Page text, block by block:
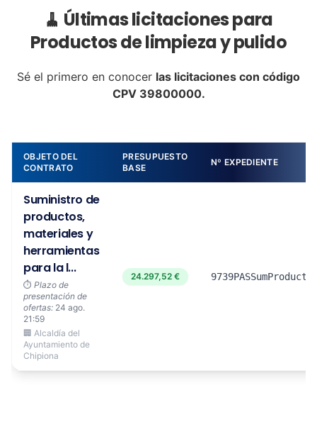
🧹 Últimas licitaciones para
Productos de limpieza y pulido
Sé el primero en conocer las licitaciones con código
CPV 39800000.
OBJETO DEL
CONTRATO
PRESUPUESTO
BASE
Nº EXPEDIENTE
Suministro de
productos,
materiales y
herramientas
para la l...
⏱️ Plazo de
presentación de
ofertas: 24 ago.
21:59
🏢 Alcaldía del
Ayuntamiento de
Chipiona
24.297,52 €